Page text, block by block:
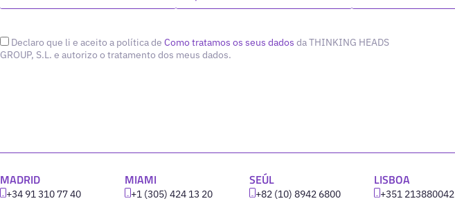
Declaro que li e aceito a política de Como tratamos os seus dados da THINKING HEADS
GROUP, S.L. e autorizo o tratamento dos meus dados.
MADRID
+34 91 310 77 40
MIAMI
+1 (305) 424 13 20
SEÚL
+82 (10) 8942 6800
LISBOA
‪+351 213880042